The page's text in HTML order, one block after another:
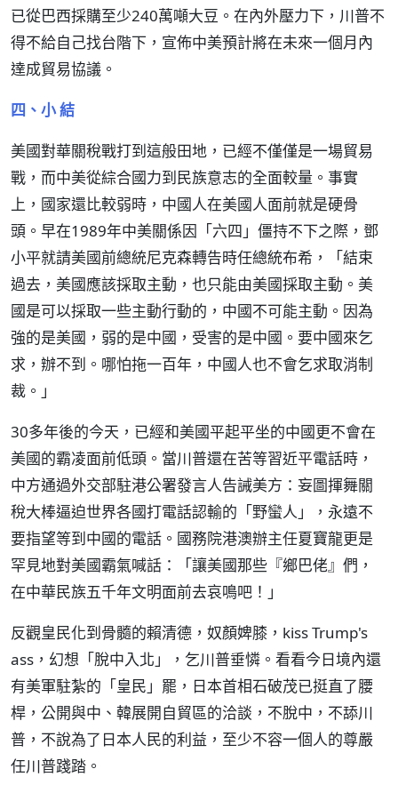
已從巴西採購至少240萬噸大豆。在內外壓力下，川普不
得不給自己找台階下，宣佈中美預計將在未來一個月內
達成貿易協議。
四、小 結
美國對華關稅戰打到這般田地，已經不僅僅是一場貿易
戰，而中美從綜合國力到民族意志的全面較量。事實
上，國家還比較弱時，中國人在美國人面前就是硬骨
頭。早在1989年中美關係因「六四」僵持不下之際，鄧
小平就請美國前總統尼克森轉告時任總統布希，「結束
過去，美國應該採取主動，也只能由美國採取主動。美
國是可以採取一些主動行動的，中國不可能主動。因為
強的是美國，弱的是中國，受害的是中國。要中國來乞
求，辦不到。哪怕拖一百年，中國人也不會乞求取消制
裁。」
30多年後的今天，已經和美國平起平坐的中國更不會在
美國的霸凌面前低頭。當川普還在苦等習近平電話時，
中方通過外交部駐港公署發言人告誡美方：妄圖揮舞關
稅大棒逼迫世界各國打電話認輸的「野蠻人」，永遠不
要指望等到中國的電話。國務院港澳辦主任夏寶龍更是
罕見地對美國霸氣喊話：「讓美國那些『鄉巴佬』們，
在中華民族五千年文明面前去哀鳴吧！」
反觀皇民化到骨髓的賴清德，奴顏婢膝，kiss Trump's
ass，幻想「脫中入北」，乞川普垂憐。看看今日境內還
有美軍駐紮的「皇民」罷，日本首相石破茂已挺直了腰
桿，公開與中、韓展開自貿區的洽談，不脫中，不舔川
普，不說為了日本人民的利益，至少不容一個人的尊嚴
任川普踐踏。